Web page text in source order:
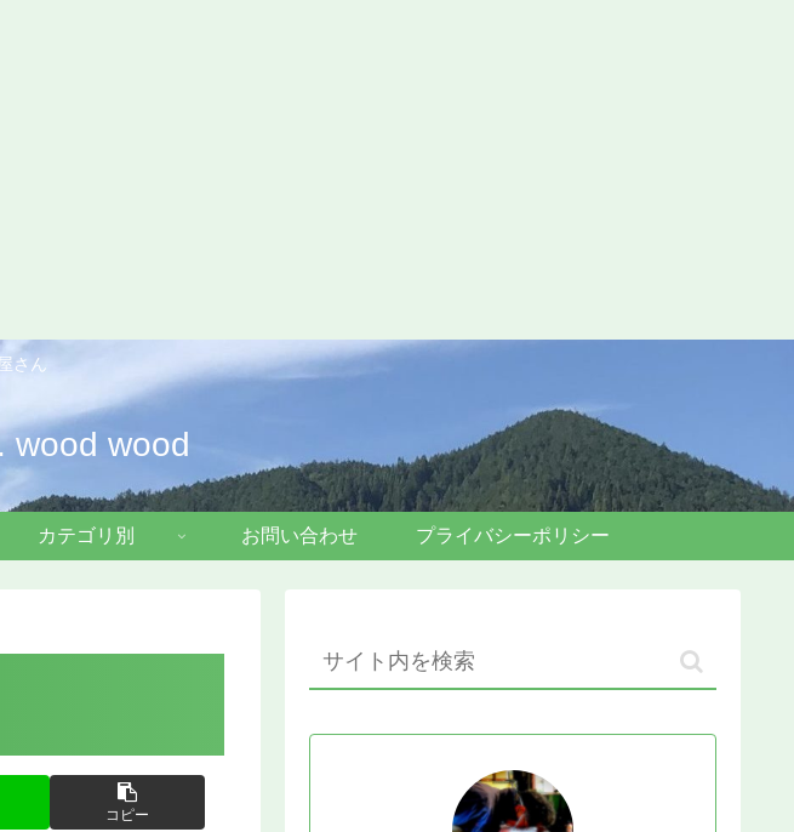
さん
wood wood
カテゴリ別 お問い合わせ プライバシーポリシー
コピー